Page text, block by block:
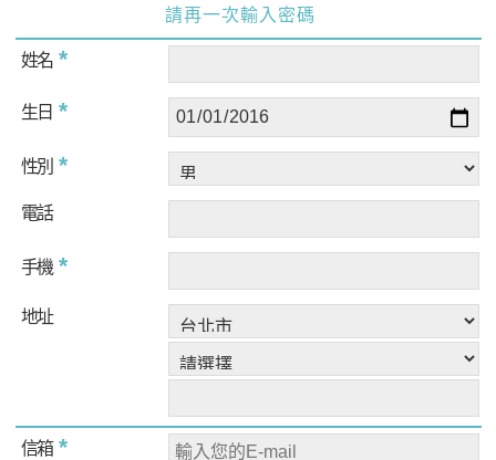
請再一次輸入密碼
姓名 *
生日 *
性別 *
電話
手機 *
地址
信箱 *